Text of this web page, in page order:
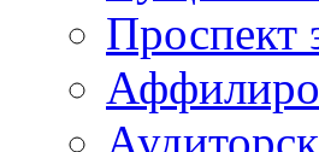
Проспект